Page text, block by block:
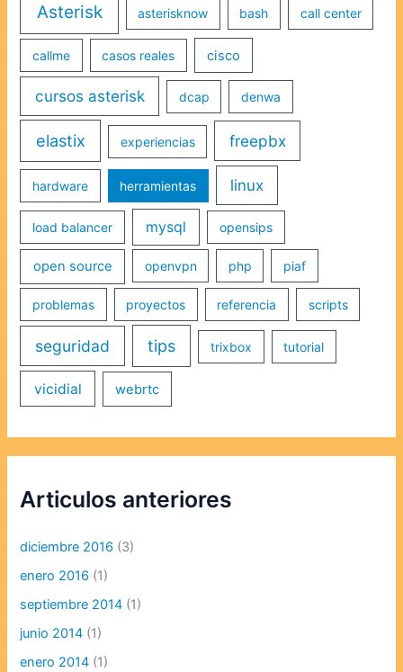
Asterisk asterisknow bash call center
callme casos reales cisco
cursos asterisk dcap denwa
elastix experiencias freepbx
hardware herramientas linux
load balancer mysql opensips
open source openvpn php piaf
problemas proyectos referencia scripts
seguridad tips trixbox tutorial
vicidial webrtc
Articulos anteriores
diciembre 2016 (3)
enero 2016 (1)
septiembre 2014 (1)
junio 2014 (1)
enero 2014 (1)